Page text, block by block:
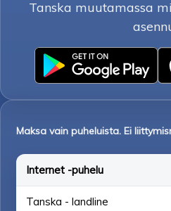
Tanska muutamassa
Maksa vain puheluista. Ei
Internet -puhelu
Tanska - landline